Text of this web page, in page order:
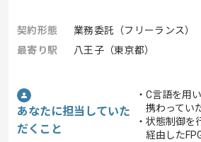
契約形態
業務委託（フリーランス）
最寄り駅
八王子（東京都）
あなたに担当していた
だくこと
・C言語を用
携わってい
・状態制御を
経由した